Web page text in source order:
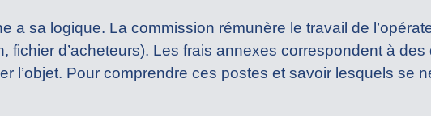
a sa logique. La commission rémunère le travail de
fichier d’acheteurs). Les frais annexes correspondent à
l’objet. Pour comprendre ces postes et savoir lesquels se